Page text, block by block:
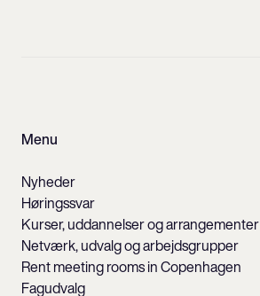
Menu
Nyheder
Høringssvar
Kurser, uddannelser og arrangementer
Netværk, udvalg og arbejdsgrupper
Rent meeting rooms in Copenhagen
Fagudvalg